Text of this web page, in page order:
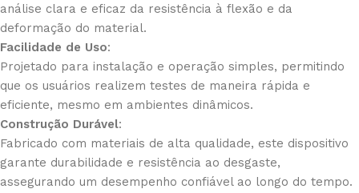
análise clara e eficaz da resistência à flexão e da
deformação do material.
Facilidade de Uso:
Projetado para instalação e operação simples, permitindo
que os usuários realizem testes de maneira rápida e
eficiente, mesmo em ambientes dinâmicos.
Construção Durável:
Fabricado com materiais de alta qualidade, este dispositivo
garante durabilidade e resistência ao desgaste,
assegurando um desempenho confiável ao longo do tempo.